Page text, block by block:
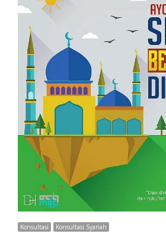
Konsultasi Konsultasi Syariah